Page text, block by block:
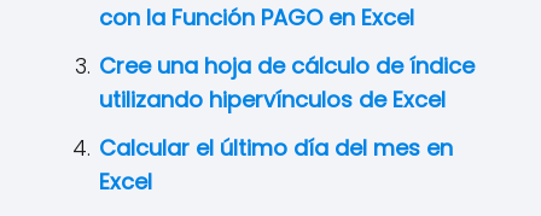
con la Función PAGO en Excel
Cree una hoja de cálculo de índice
utilizando hipervínculos de Excel
Calcular el último día del mes en
Excel